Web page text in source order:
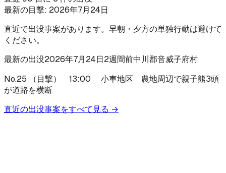
最新の目撃: 2026年7月24日
直近で出没事案があります。早朝・夕方の単独行動は避けて
ください。
最新の出没2026年7月24日2週間前中川郡音威子府村
No.25 （目撃） 13:00 小車地区 農地周辺で親子熊3頭
が道路を横断
直近の出没事案をすべて見る →